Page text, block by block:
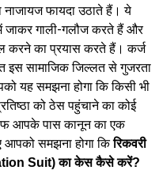
फायदा उठाते हैं। ये
जाकर गाली-गलौज करते हैं और
करने का प्रयास करते हैं। कर्ज
इस सामाजिक जिल्लत से गुजरता
यह समझना होगा कि किसी भी
को ठेस पहुंचाने का कोई
आपके पास कानून का एक
आपको समझना होगा किरिकवरी
Suit) का केस कैसे करें?